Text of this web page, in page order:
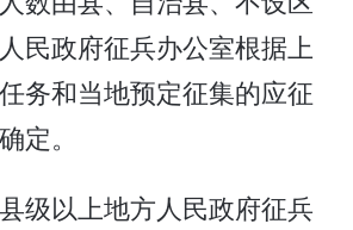
民政府征兵办公室根据上
务和当地预定征集的应征
定。
级以上地方人民政府征兵